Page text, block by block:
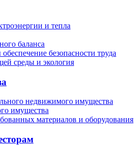
и тепла
баланса
безопасности труда
среды и экология
недвижимого имущества
имущества
материалов и оборудования